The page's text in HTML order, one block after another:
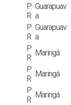
P
R
Guarapuav
a
P
R
Guarapuav
a
P
R
Maringá
P
R
Maringá
P
R
Maringá